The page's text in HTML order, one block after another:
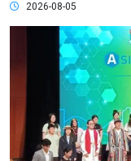
2026-08-05